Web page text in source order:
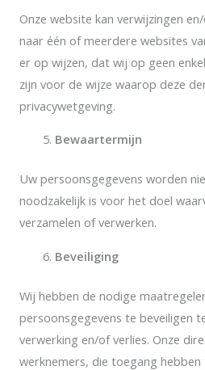
Onze website kan verwijzingen
naar één of meerdere websites
er op wijzen, dat wij op geen
zijn voor de wijze waarop deze
privacywetgeving.
Bewaartermijn
Uw persoonsgegevens worden
noodzakelijk is voor het doel
verzamelen of verwerken.
Beveiliging
Wij hebben de nodige
persoonsgegevens te beveiligen
verwerking en/of verlies. Onze
werknemers, die toegang